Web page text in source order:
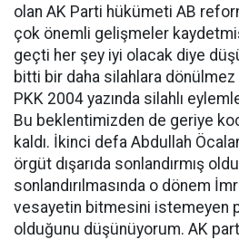
olan AK Parti hükümeti AB
çok önemli gelişmeler
geçti her şey iyi olacak diye
bitti bir daha silahlara
PKK 2004 yazında silahlı
Bu beklentimizden de geriye
kaldı. İkinci defa Abdullah
örgüt dışarıda sonlandırmış
sonlandırılmasında o dönem
vesayetin bitmesini istemeyen
olduğunu düşünüyorum. AK